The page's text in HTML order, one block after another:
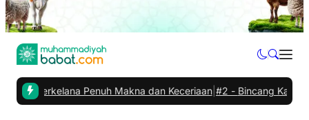
Berkelana Penuh Makna dan Keceriaan|#2 -Bincang Kader